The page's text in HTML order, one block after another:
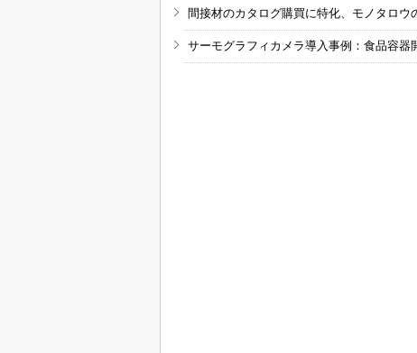
間接材のカタログ購買に特化、モノタロウ
サーモグラフィカメラ導入事例：食品容